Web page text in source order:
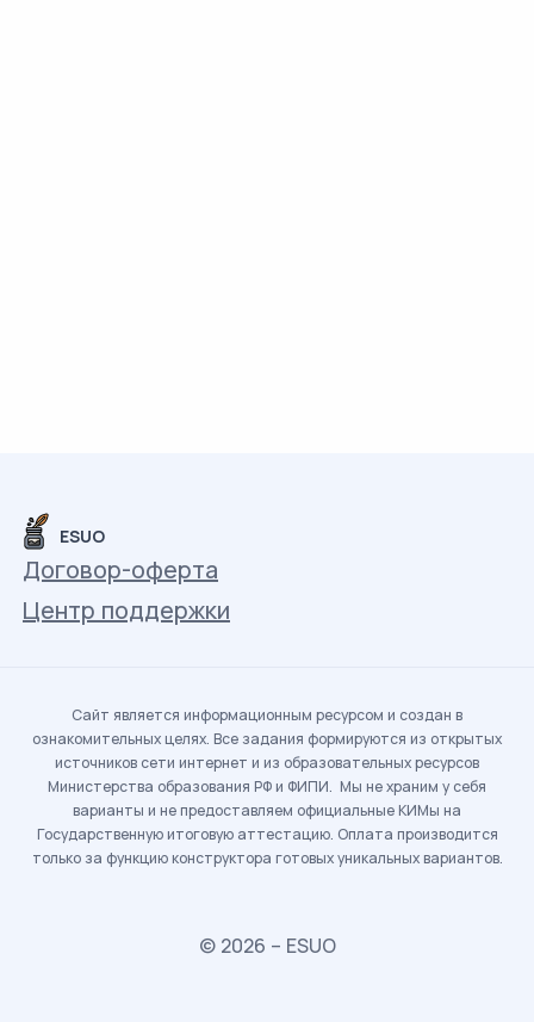
ESUO
Договор-оферта
Центр поддержки
Сайт является информационным ресурсом и создан в
ознакомительных целях. Все задания формируются из открытых
источников сети интернет и из образовательных ресурсов
Министерства образования РФ и ФИПИ. Мы не храним у себя
варианты и не предоставляем официальные КИМы на
Государственную итоговую аттестацию. Оплата производится
только за функцию конструктора готовых уникальных вариантов.
© 2026 – ESUO